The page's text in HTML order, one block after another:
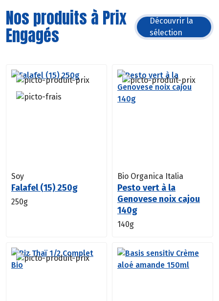
Nos produits à Prix
Engagés
Découvrir la
sélection
Soy
Falafel (15) 250g
250g
Bio Organica Italia
Pesto vert à la
Genovese noix cajou
140g
140g